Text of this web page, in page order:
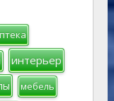
интерьер
мебель